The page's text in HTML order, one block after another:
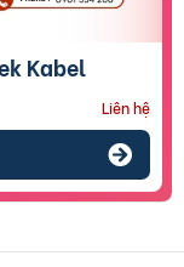
Kabel
Liên hệ